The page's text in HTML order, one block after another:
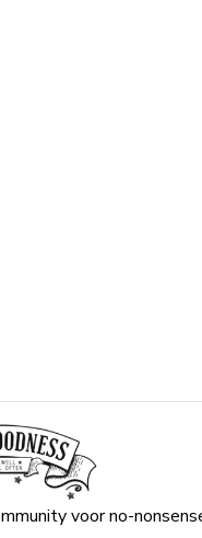
voor no-